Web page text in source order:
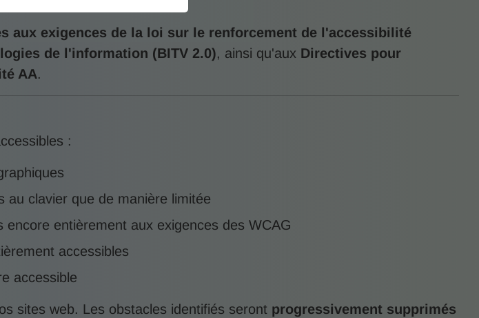
aux exigences de la loi sur le renforcement de l'accessibilité
de l'information (BITV 2.0), ainsi qu'aux Directives pour
AA.
:
au clavier que de manière limitée
entièrement aux exigences des WCAG
accessibles
accessible
sites web. Les obstacles identifiés seront progressivement supprimés